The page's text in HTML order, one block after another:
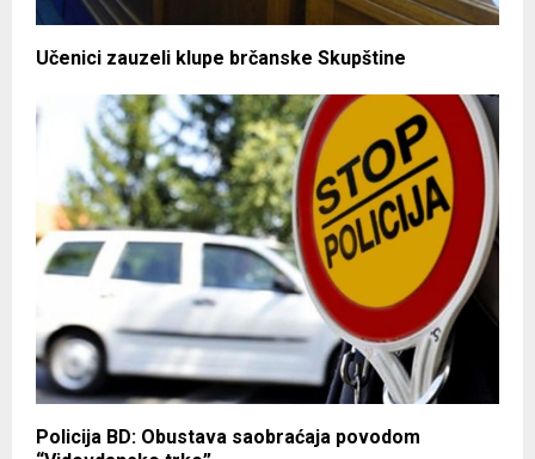
Učenici zauzeli klupe brčanske Skupštine
Policija BD: Obustava saobraćaja povodom